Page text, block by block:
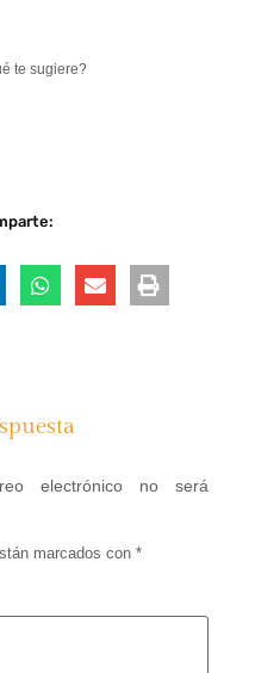
te sugiere?
electrónico no será
marcados con *